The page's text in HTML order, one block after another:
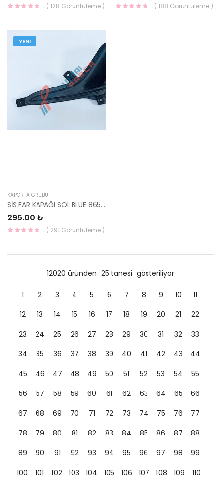
( 128 Görüntüleme ) ( 188 Görüntüleme )
YENI
KAPORTA GRUBU
SİS FAR KAPAĞI SOL BLUE 86563-1R000-YS
295.00 ₺
( 291 Görüntüleme )
12020 üründen 25 tanesi gösteriliyor
1 2 3 4 5 6 7 8 9 10
11
12
13 14 15 16 17 18 19 20 21
22
23
24 25 26 27 28 29 30 31 32
33
34
35 36 37 38 39 40 41 42 43
44
45
46 47 48 49 50 51 52 53 54
55
56
57 58 59 60 61 62 63 64 65
66
67
68 69 70 71 72 73 74 75 76
77
78
79 80 81 82 83 84 85 86 87
88
89
90 91 92 93 94 95 96 97 98
99
100
101 102 103 104 105 106 107 108 109
110